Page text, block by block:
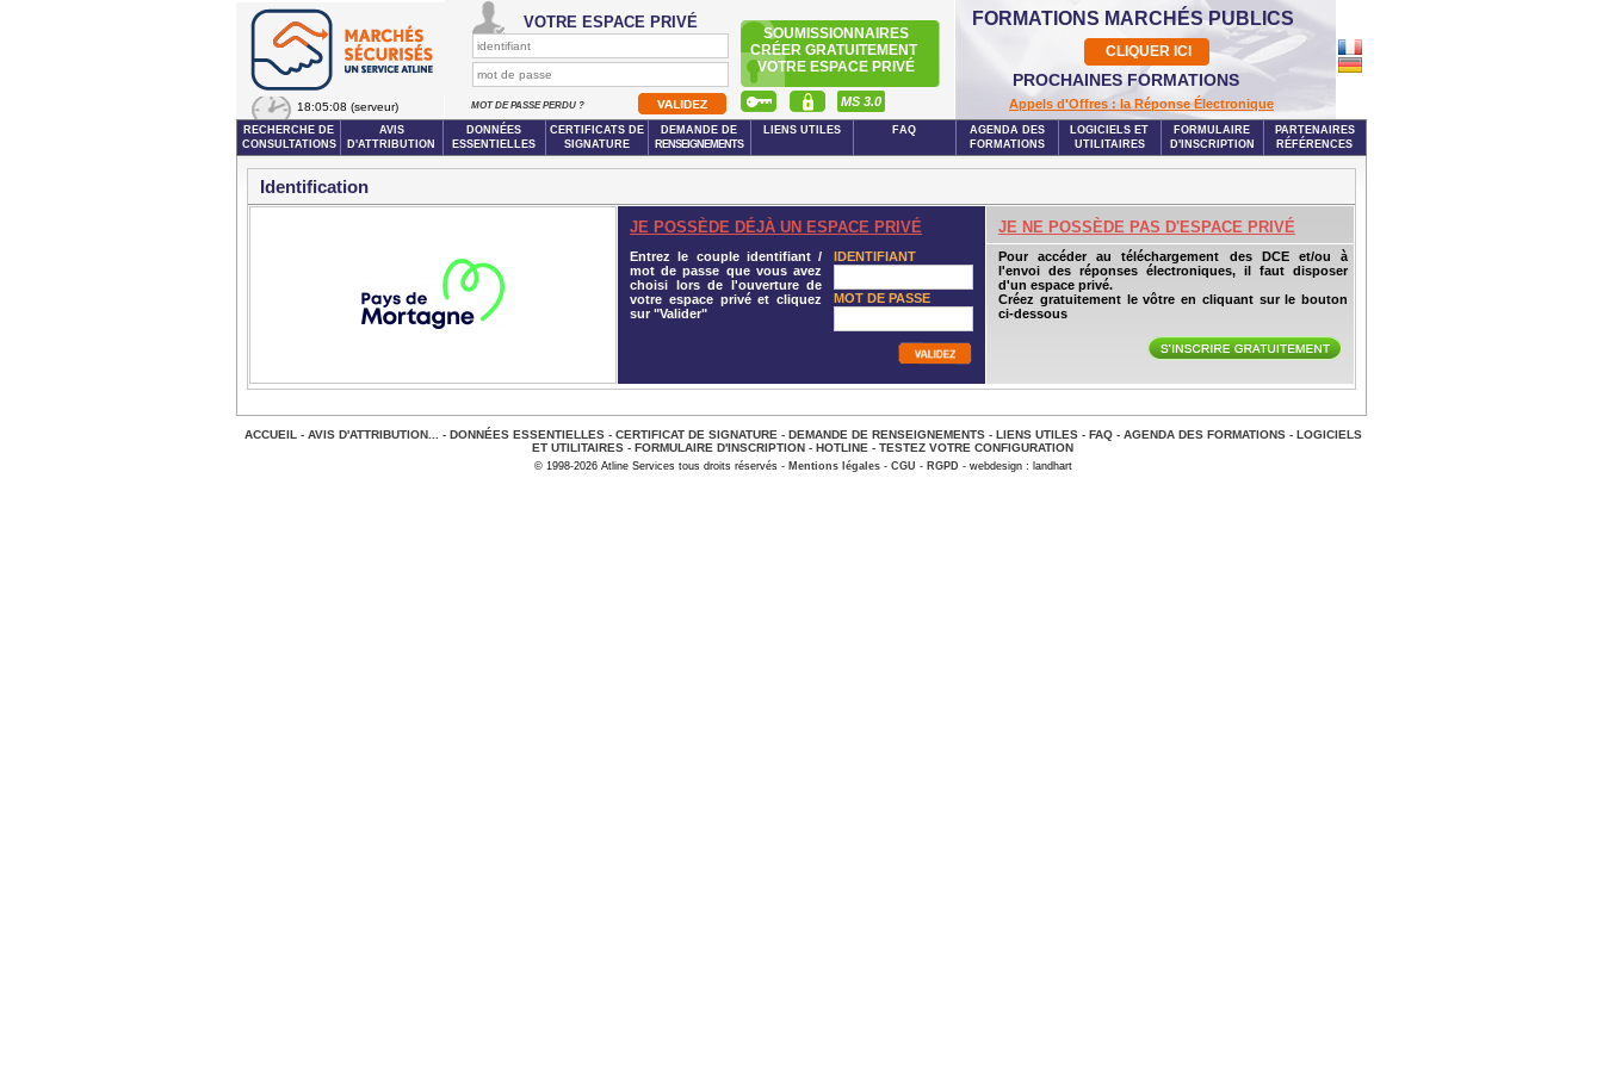
18:05:08 (serveur)
VOTRE ESPACE PRIVÉ
MOT DE PASSE PERDU ? MS 3.0
SOUMISSIONNAIRES
CRÉER GRATUITEMENT
VOTRE ESPACE PRIVÉ
FORMATIONS MARCHÉS PUBLICS
CLIQUER ICI
PROCHAINES FORMATIONS
Appels d'Offres : la Réponse Électronique
RECHERCHE DE
CONSULTATIONS
AVIS
D'ATTRIBUTION
DONNÉES
ESSENTIELLES
CERTIFICATS DE
SIGNATURE
DEMANDE DE
RENSEIGNEMENTS
LIENS UTILES FAQ
AGENDA DES
FORMATIONS
LOGICIELS ET
UTILITAIRES
FORMULAIRE
D'INSCRIPTION
PARTENAIRES
RÉFÉRENCES
Identification
JE POSSÈDE DÉJÀ UN ESPACE PRIVÉ
Entrez le couple identifiant /
mot de passe que vous avez
choisi lors de l'ouverture de
votre espace privé et cliquez
sur "Valider"
IDENTIFIANT
MOT DE PASSE
JE NE POSSÈDE PAS D'ESPACE PRIVÉ
Pour accéder au téléchargement des DCE et/ou à
l'envoi des réponses électroniques, il faut disposer
d'un espace privé.
Créez gratuitement le vôtre en cliquant sur le bouton
ci-dessous
ACCUEIL - AVIS D'ATTRIBUTION... - DONNÉES ESSENTIELLES- CERTIFICAT DE SIGNATURE - DEMANDE DE RENSEIGNEMENTS- LIENS UTILES- FAQ- AGENDA DES FORMATIONS- LOGICIELS
ET UTILITAIRES - FORMULAIRE D'INSCRIPTION - HOTLINE - TESTEZ VOTRE CONFIGURATION
© 1998-2026 Atline Services tous droits réservés - Mentions légales- CGU - RGPD - webdesign : landhart